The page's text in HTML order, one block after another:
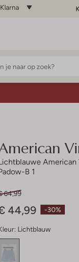
B 1
-30%
64,99
44,99
Lichtblauw